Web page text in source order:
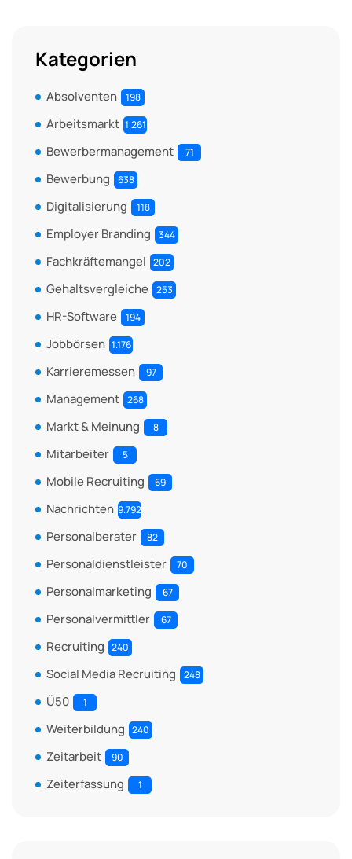
Kategorien
Absolventen 198
Arbeitsmarkt 1.261
Bewerbermanagement 71
Bewerbung 638
Digitalisierung 118
Employer Branding 344
Fachkräftemangel 202
Gehaltsvergleiche 253
HR-Software 194
Jobbörsen 1.176
Karrieremessen 97
Management 268
Markt & Meinung 8
Mitarbeiter 5
Mobile Recruiting 69
Nachrichten 9.792
Personalberater 82
Personaldienstleister 70
Personalmarketing 67
Personalvermittler 67
Recruiting 240
Social Media Recruiting 248
Ü50 1
Weiterbildung 240
Zeitarbeit 90
Zeiterfassung 1